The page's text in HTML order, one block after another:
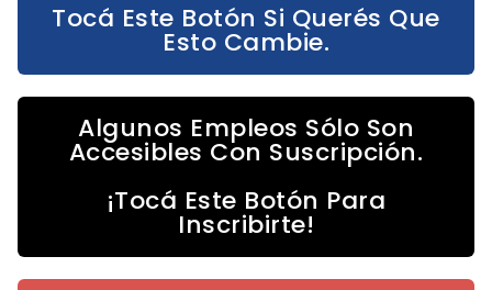
Tocá Este Botón Si Querés Que
Esto Cambie.
Algunos Empleos Sólo Son
Accesibles Con Suscripción.
¡Tocá Este Botón Para
Inscribirte!